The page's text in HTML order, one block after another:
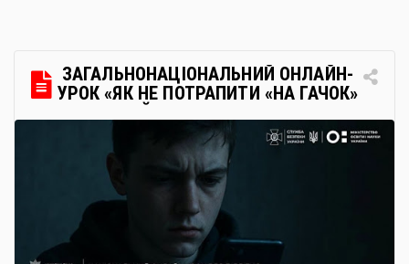
передбачає: Скористатися цією процедурою […]
ЗАГАЛЬНОНАЦІОНАЛЬНИЙ ОНЛАЙН-
УРОК «ЯК НЕ ПОТРАПИТИ «НА ГАЧОК»
РОСІЙСЬКИХ СПЕЦСЛУЖБ